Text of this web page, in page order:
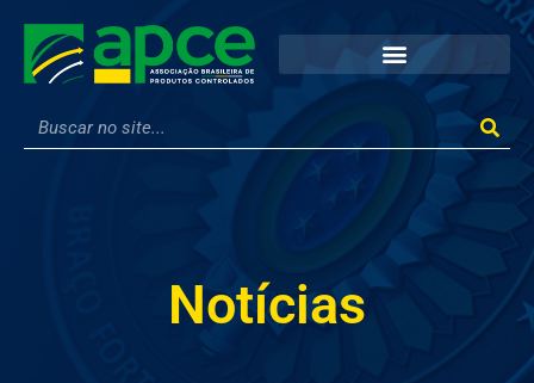
Notícias